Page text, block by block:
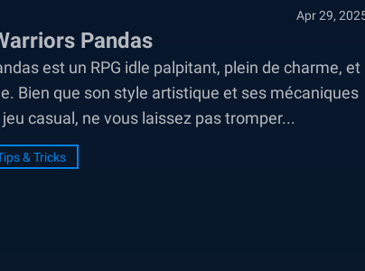
Apr 29,
Pandas
est un RPG idle palpitant, plein de charme, et
Bien que son style artistique et ses mécaniques
casual, ne vous laissez pas tromper...
& Tricks